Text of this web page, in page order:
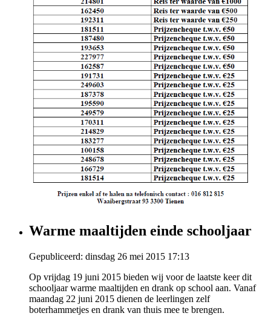
Warme maaltijden einde schooljaar
Gepubliceerd: dinsdag 26 mei 2015 17:13
Op vrijdag 19 juni 2015 bieden wij voor de laatste keer dit
schooljaar warme maaltijden en drank op school aan. Vanaf
maandag 22 juni 2015 dienen de leerlingen zelf
boterhammetjes en drank van thuis mee te brengen.